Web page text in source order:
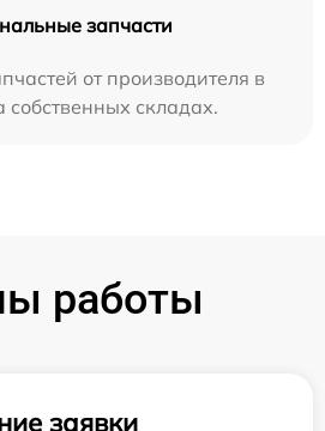
запчасти
от производителя в
собственных складах.
работы
заявки